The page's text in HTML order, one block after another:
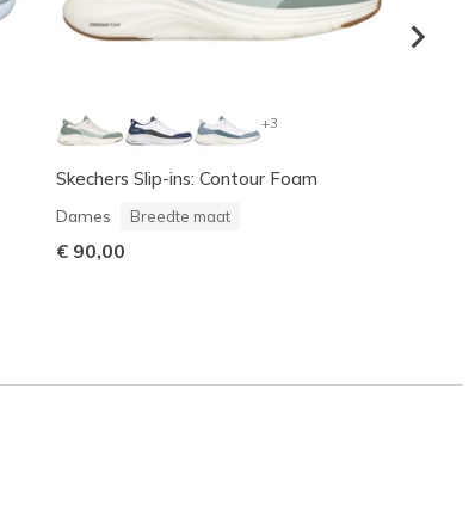
+3
Skechers Slip-ins: Contour Foam
Dames Breedte maat
€ 90,00